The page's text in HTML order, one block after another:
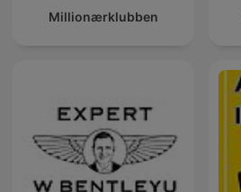
Millionærklubben